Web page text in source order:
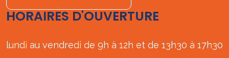
HORAIRES D'OUVERTURE
lundi au vendredi de 9h à 12h et de 13h30 à 17h30